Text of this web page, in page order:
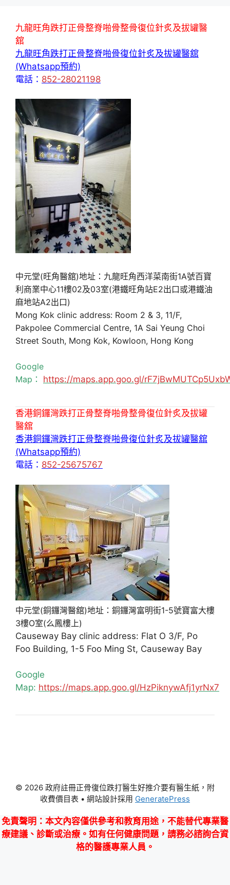
九龍旺角跌打正骨整脊啪骨整骨復位針炙及拔罐醫
舘
九龍旺角跌打正骨整脊啪骨復位針炙及拔罐醫舘
(Whatsapp預約)
電話： 852-28021198
中元堂(旺角醫舘)地址：九龍旺角西洋菜南街1A號百寶
利商業中心11樓02及03室(港鐵旺角站E2出口或港鐵油
麻地站A2出口)
Mong Kok clinic address: Room 2 & 3, 11/F,
Pakpolee Commercial Centre, 1A Sai Yeung Choi
Street South, Mong Kok, Kowloon, Hong Kong
Google
Map： https://maps.app.goo.gl/
香港銅鑼灣跌打正骨整脊啪骨整骨復位針炙及拔罐
醫舘
香港銅鑼灣跌打正骨整脊啪骨復位針炙及拔罐醫舘
(Whatsapp預約)
電話： 852-25675767
中元堂(銅鑼灣醫舘)地址：銅鑼灣富明街1-5號寶富大樓
3樓O室(么鳳樓上)
Causeway Bay clinic address: Flat O 3/F, Po
Foo Building, 1-5 Foo Ming St, Causeway Bay
Google
Map: https://maps.app.goo.gl/HzPiknywAfj1yrNx7
© 2026 政府註冊正骨復位跌打醫生好推介要有醫生紙，附
收費價目表 • 網站設計採用 GeneratePress
免責聲明 ：本文內容僅供參考和教育用途，不能替代專業醫
療建議、診斷或治療。如有任何健康問題，請務必諮詢合資
格的醫護專業人員。